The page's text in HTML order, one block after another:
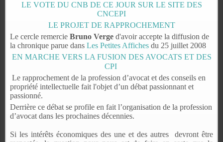
LE VOTE DU CNB DE CE JOUR SUR LE SITE DES
CNCEPI
LE PROJET DE RAPPROCHEMENT
Le cercle remercie Bruno Verge d'avoir accepte la diffusion de
la chronique parue dans Les Petites Affiches du 25 juillet 2008
EN MARCHE VERS LA FUSION DES AVOCATS ET DES
CPI
Le rapprochement de la profession d’avocat et des conseils en
propriété intellectuelle fait l'objet d’un débat passionnant et
passionné.
Derrière ce débat se profile en fait l’organisation de la profession
d’avocat dans les prochaines décennies.
Si les intérêts économiques des une et des autres
devront être